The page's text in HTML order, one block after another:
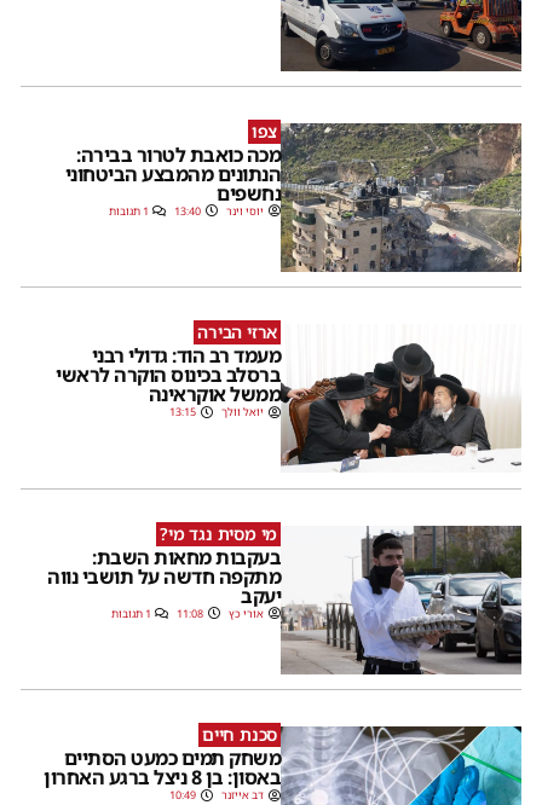
צפו
מכה כואבת לטרור בבירה:
הנתונים מהמבצע הביטחוני
נחשפים
יוסי וינר 13:40 1 תגובות
ארזי הבירה
מעמד רב הוד: גדולי רבני
ברסלב בכינוס הוקרה לראשי
ממשל אוקראינה
יואל וולך 13:15
מי מסית נגד מי?
בעקבות מחאות השבת:
מתקפה חדשה על תושבי נווה
יעקב
אורי כץ 11:08 1 תגובות
סכנת חיים
משחק תמים כמעט הסתיים
באסון: בן 8 ניצל ברגע האחרון
דב אייזנר 10:49